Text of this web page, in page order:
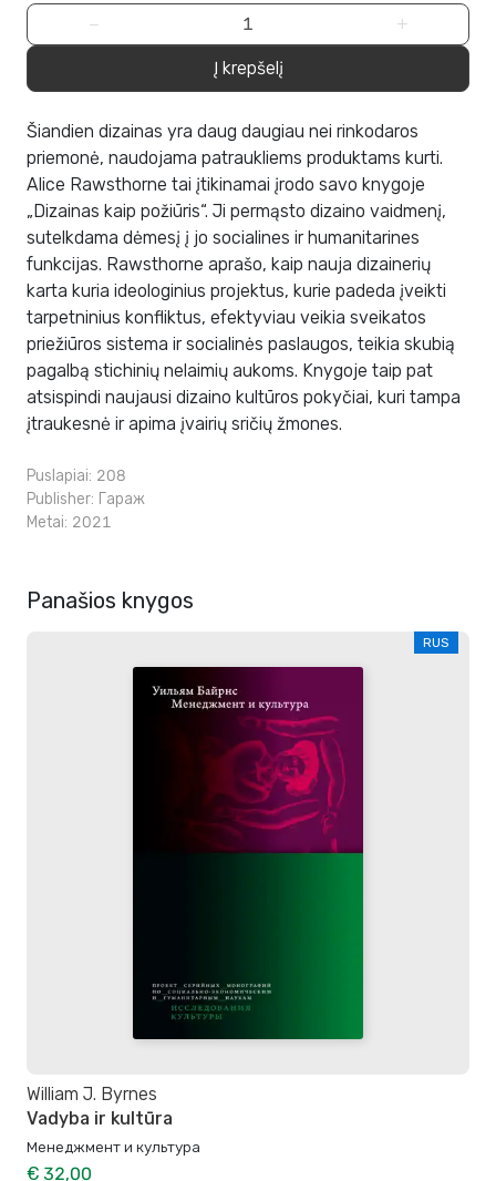
− +
Į krepšelį
Šiandien dizainas yra daug daugiau nei rinkodaros
priemonė, naudojama patraukliems produktams kurti.
Alice Rawsthorne tai įtikinamai įrodo savo knygoje
„Dizainas kaip požiūris“. Ji permąsto dizaino vaidmenį,
sutelkdama dėmesį į jo socialines ir humanitarines
funkcijas. Rawsthorne aprašo, kaip nauja dizainerių
karta kuria ideologinius projektus, kurie padeda įveikti
tarpetninius konfliktus, efektyviau veikia sveikatos
priežiūros sistema ir socialinės paslaugos, teikia skubią
pagalbą stichinių nelaimių aukoms. Knygoje taip pat
atsispindi naujausi dizaino kultūros pokyčiai, kuri tampa
įtraukesnė ir apima įvairių sričių žmones.
Puslapiai: 208
Publisher: Гараж
Metai: 2021
Panašios knygos
RUS
William J. Byrnes
Vadyba ir kultūra
Менеджмент и культура
€ 32,00